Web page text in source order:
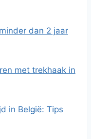
dan 2 jaar
met trekhaak in
in België: Tips